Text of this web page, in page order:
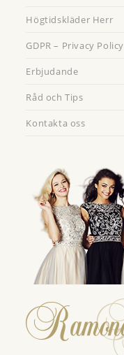
Högtidskläder Herr
GDPR – Privacy Policy
Erbjudande
Råd och Tips
Kontakta oss